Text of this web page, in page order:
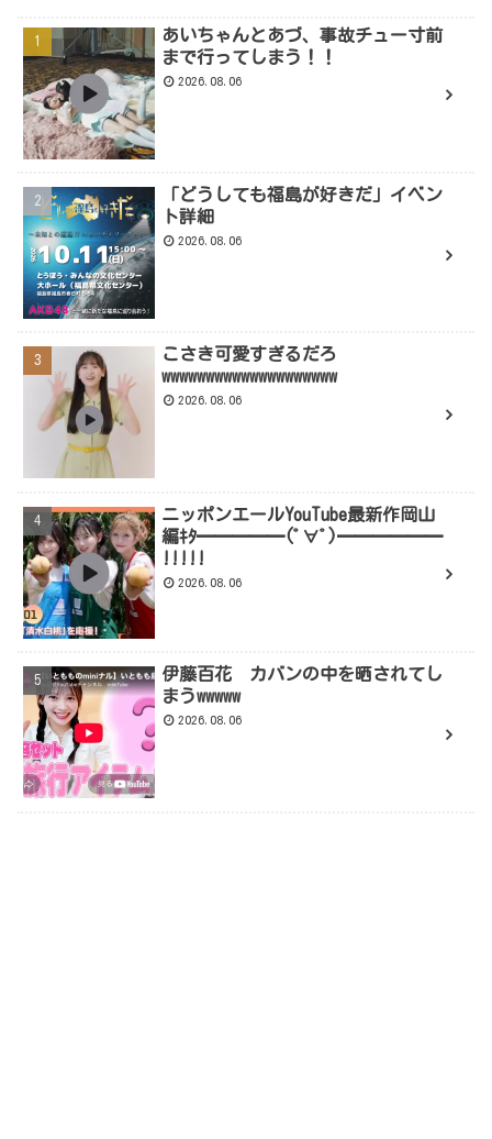
あいちゃんとあづ、事故チュー寸前
まで行ってしまう！！
2026.08.06
「どうしても福島が好きだ」イベン
ト詳細
2026.08.06
こさき可愛すぎるだろ
wwwwwwwwwwwwwwwwwwww
2026.08.06
ニッポンエールYouTube最新作岡山
編ｷﾀ━━━━━(ﾟ∀ﾟ)━━━━━━
!!!!!
2026.08.06
伊藤百花 カバンの中を晒されてし
まうwwwww
2026.08.06